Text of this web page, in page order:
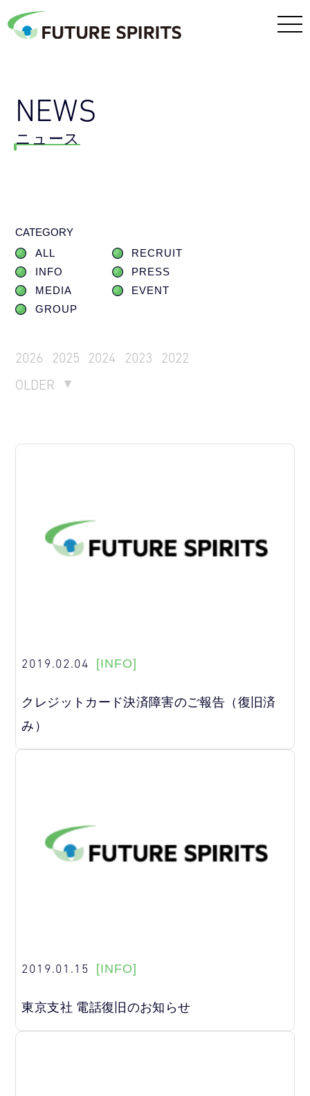
NEWS
ニュース
CATEGORY
ALL
RECRUIT
INFO
PRESS
MEDIA
EVENT
GROUP
2026 2025 2024 2023
2022
OLDER
2019.02.04 [INFO]
クレジットカード決済障害のご報告（復旧済
み）
2019.01.15 [INFO]
東京支社 電話復旧のお知らせ